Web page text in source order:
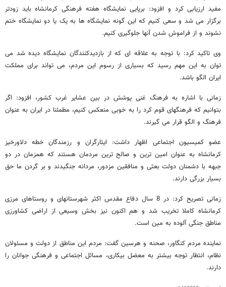
مفید ارزیابی کرد و افزود: برپایی نمایشگاه هفته فرهنگی کرمانشاه باید زودتر
برگزار می شد و سعی کنیم که این گونه نمایشگاه ها به یک یا دو نمایشگاه ختم
نشوند و از فراموش شدن آنها جلوگیری کنیم.
وی تاکید کرد: با توجه به علاقه ای که از بازدیدکنندگان نمایشگاه دیده شد می
توان به این مهم رسید که بسیاری از رسوم این مردم، می تواند برای مملکت
ایران الگو باشد.
زمانی با اشاره به فرهنگ غنی پوشش در بین عشایر غرب کشور، افزود: اگر
بتوانیم که فرهنگهای قوم کرد را به خوبی منعکس کنیم، مطمئنا در ایران به عنوان
فرهنگ و الگو قرار می گیرند.
عضو کمیسیون اجتماعی اظهار داشت: ایثارگران و رزمندگان خطه دلاورخیز
کرمانشاه به عنوان امین ترین و صالح ترین مردمان هستند که همزمان در دو
جبهه با دشمنان دولت بعثی و منافقین مزدور، مردانه جنگیدند و بر گردن ما حق
بسیار بزرگی دارند.
زمانی تصریح کرد: در 8 سال دفاع مقدس اکثر شهرستانهای و روستاهای مرزی
کرمانشاه کاملا تخریب شد و هم اکنون نیز بخش وسیعی از اراضی کشاورزی
مناطق جنگی آلوده به مین است.
نماینده مردم کنگاور، صحنه و هرسین گفت: مردم این مناطق از دولت و مسئولان
نظام، انتظار توجه بیشتر به معضل بیکاری، مسائل اجتماعی و فرهنگی جوانان را
دارند.